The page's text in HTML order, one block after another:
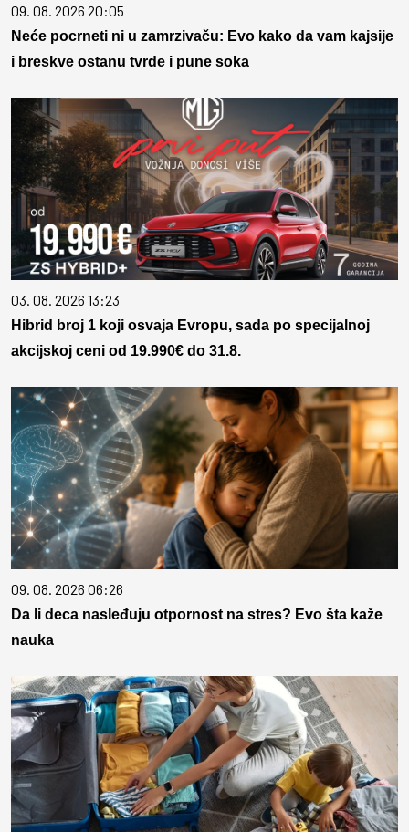
09. 08. 2026 20:05
Neće pocrneti ni u zamrzivaču: Evo kako da vam kajsije
i breskve ostanu tvrde i pune soka
03. 08. 2026 13:23
Hibrid broj 1 koji osvaja Evropu, sada po specijalnoj
akcijskoj ceni od 19.990€ do 31.8.
09. 08. 2026 06:26
Da li deca nasleđuju otpornost na stres? Evo šta kaže
nauka